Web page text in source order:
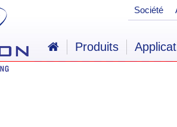
Société
Produits